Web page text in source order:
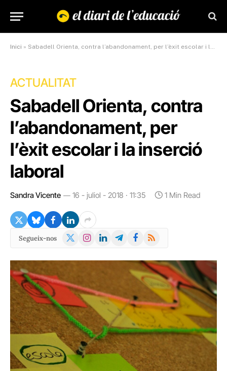
Inici » Sabadell Orienta, contra l’abandonament, per l’èxit escolar i la inserció laboral
ACTUALITAT
Sabadell Orienta, contra
l’abandonament, per
l’èxit escolar i la inserció
laboral
Sandra Vicente 16 - juliol - 2018 · 11:35 1 Min Read
Segueix-nos
X
Instagram
LinkedInTelegramFacebook
RSS